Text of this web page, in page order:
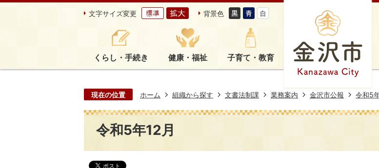
文字サイズ変更 背景色
くらし・手続き 健康・福祉 子育て・教育
現在の位置 ホーム 組織から探す 文書法制課 業務案内 金沢市公報 令和5
令和5年12月